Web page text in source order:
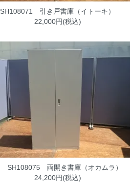
SH108071 引き戸書庫（イトーキ）
22,000円(税込)
SH108075 両開き書庫（オカムラ）
24,200円(税込)